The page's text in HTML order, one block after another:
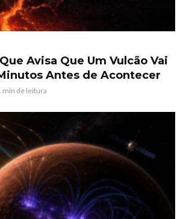
Avisa Que Um Vulcão Vai
Antes de Acontecer
min de leitura